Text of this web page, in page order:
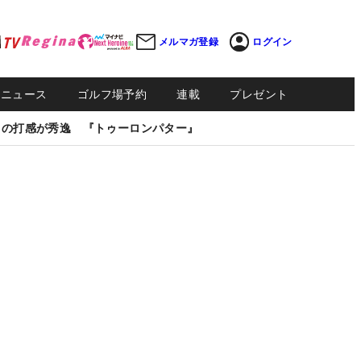
メルマガ登録 ログイン
ュース ゴルフ場予約 連載 プレゼント
打感が秀逸 『トゥーロンパター』